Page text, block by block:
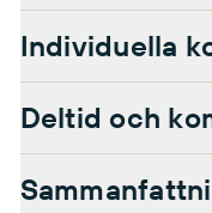
Individuella
Deltid och